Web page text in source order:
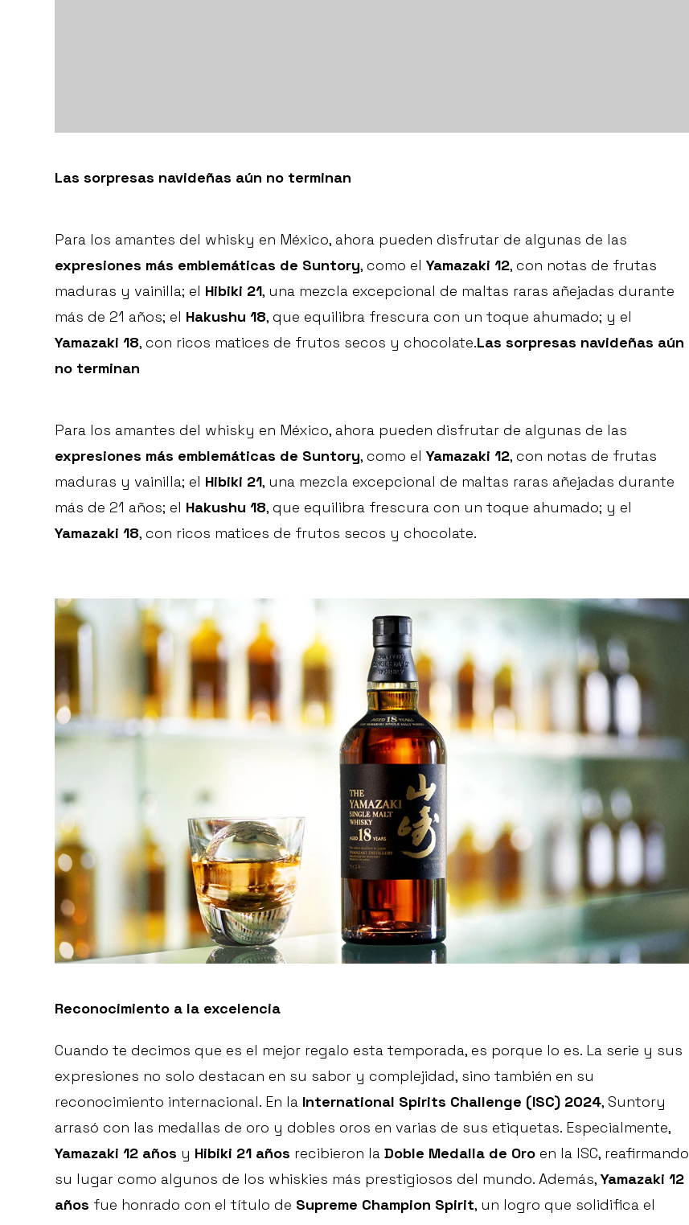
Las sorpresas navideñas aún no terminan
Para los amantes del whisky en México, ahora pueden disfrutar de algunas de las
expresiones más emblemáticas de Suntory, como el Yamazaki 12, con notas de frutas
maduras y vainilla; el Hibiki 21, una mezcla excepcional de maltas raras añejadas durante
más de 21 años; el Hakushu 18, que equilibra frescura con un toque ahumado; y el
Yamazaki 18, con ricos matices de frutos secos y chocolate.Las sorpresas navideñas aún
no terminan
Para los amantes del whisky en México, ahora pueden disfrutar de algunas de las
expresiones más emblemáticas de Suntory, como el Yamazaki 12, con notas de frutas
maduras y vainilla; el Hibiki 21, una mezcla excepcional de maltas raras añejadas durante
más de 21 años; el Hakushu 18, que equilibra frescura con un toque ahumado; y el
Yamazaki 18, con ricos matices de frutos secos y chocolate.
Reconocimiento a la excelencia
Cuando te decimos que es el mejor regalo esta temporada, es porque lo es. La serie y sus
expresiones no solo destacan en su sabor y complejidad, sino también en su
reconocimiento internacional. En la International Spirits Challenge (ISC) 2024, Suntory
arrasó con las medallas de oro y dobles oros en varias de sus etiquetas. Especialmente,
Yamazaki 12 años y Hibiki 21 años recibieron la Doble Medalla de Oro en la ISC, reafirmando
su lugar como algunos de los whiskies más prestigiosos del mundo. Además, Yamazaki 12
años fue honrado con el título de Supreme Champion Spirit, un logro que solidifica el